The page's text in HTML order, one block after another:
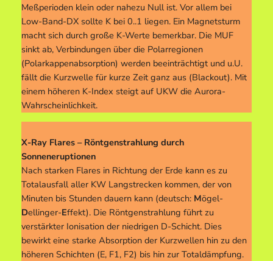
Meßperioden klein oder nahezu Null ist. Vor allem bei
Low-Band-DX sollte K bei 0..1 liegen. Ein Magnetsturm
macht sich durch große K-Werte bemerkbar. Die MUF
sinkt ab, Verbindungen über die Polarregionen
(Polarkappenabsorption) werden beeinträchtigt und u.U.
fällt die Kurzwelle für kurze Zeit ganz aus (Blackout). Mit
einem höheren K-Index steigt auf UKW die Aurora-
Wahrscheinlichkeit.
X-Ray Flares – Röntgenstrahlung durch
Sonneneruptionen
Nach starken Flares in Richtung der Erde kann es zu
Totalausfall aller KW Langstrecken kommen, der von
Minuten bis Stunden dauern kann (deutsch: Mögel-
Dellinger-Effekt). Die Röntgenstrahlung führt zu
verstärkter Ionisation der niedrigen D-Schicht. Dies
bewirkt eine starke Absorption der Kurzwellen hin zu den
höheren Schichten (E, F1, F2) bis hin zur Totaldämpfung.